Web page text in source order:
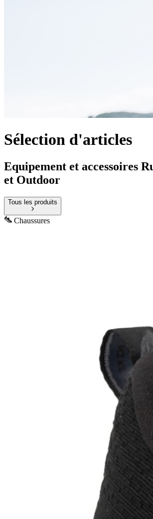
Sélection d'articles
Equipement et accessoires
et Outdoor
Tous les produits
Chaussures